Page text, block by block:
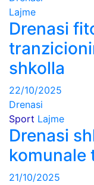
Lajme
Drenasi
shkolla
22/10/2025
Drenasi
Sport Lajme
Drenasi
komunale
21/10/2025